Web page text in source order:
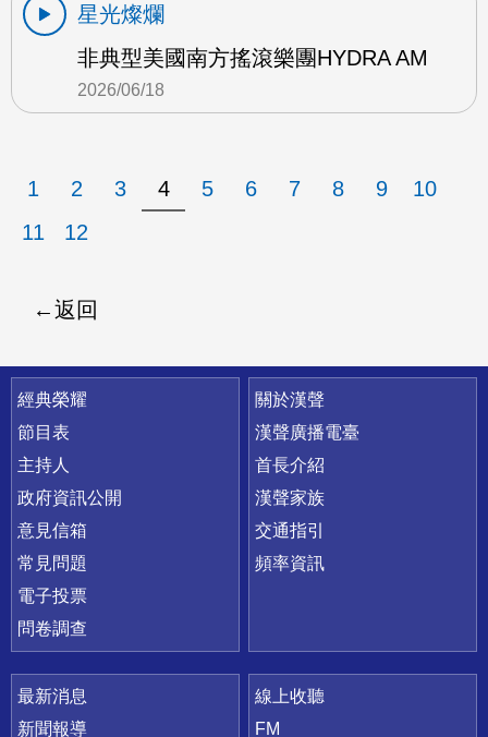
星光燦爛
非典型美國南方搖滾樂團HYDRA AM
2026/06/18
1 2 3 4 5 6 7 8 9
10
11
12
返回
快速連結
經典榮耀
節目表
主持人
政府資訊公開
意見信箱
常見問題
電子投票
問卷調查
關於漢聲
漢聲廣播電臺
首長介紹
漢聲家族
交通指引
頻率資訊
最新消息
新聞報導
線上收聽
FM